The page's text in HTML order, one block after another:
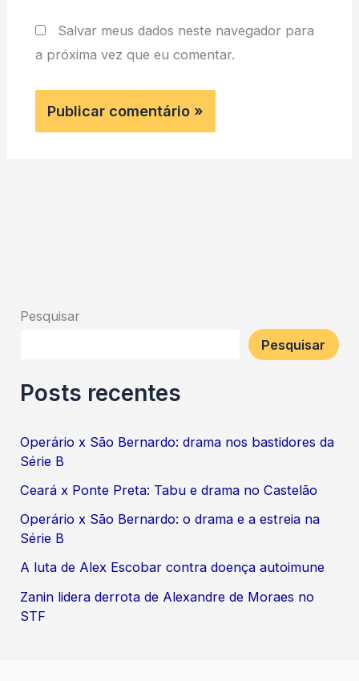
Salvar meus dados neste navegador para
a próxima vez que eu comentar.
Pesquisar
Pesquisar
Posts recentes
Operário x São Bernardo: drama nos bastidores da
Série B
Ceará x Ponte Preta: Tabu e drama no Castelão
Operário x São Bernardo: o drama e a estreia na
Série B
A luta de Alex Escobar contra doença autoimune
Zanin lidera derrota de Alexandre de Moraes no
STF